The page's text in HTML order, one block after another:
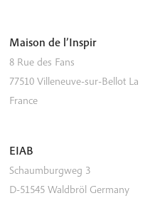
Maison de l’Inspir
8 Rue des Fans
77510 Villeneuve-sur-Bellot La
France
EIAB
Schaumburgweg 3
D-51545 Waldbröl Germany